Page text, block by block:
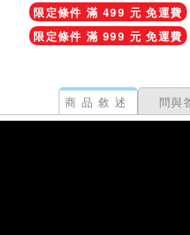
限定條件 滿 499 元 免運費
限定條件 滿 999 元 免運費
商品敘述 問與